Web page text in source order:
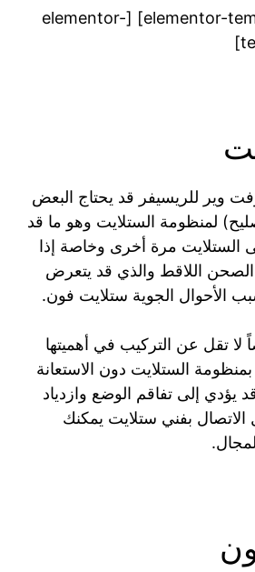
[elementor-template id=”1077″] [elementor-
وير للريسيفر قد يحتاج البعض
لمنظومة الستلايت وهو ما قد
الستلايت مرة أخرى وخاصة إذا
اللاقط والذي قد يتعرض
الأحوال الجوية ستلايت فون.
لا تقل عن التركيب في أهميتها
الستلايت دون الاستعانة
يؤدي إلى تفاقم الوضع وازدياد
بفني ستلايت يمكنك